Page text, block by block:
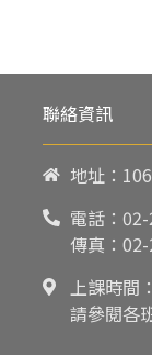
聯絡資訊
地址：
電話：
傳真：
上課時間：
請參閱各